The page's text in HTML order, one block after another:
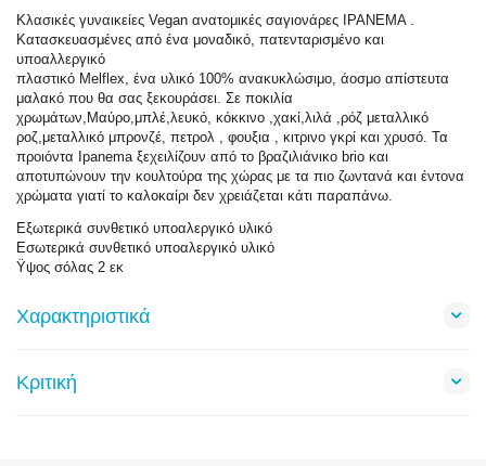
Κλασικές γυναικείες Vegan ανατομικές σαγιονάρες IPANEMA .
Κατασκευασμένες από ένα μοναδικό, πατενταρισμένο και
υποαλλεργικό
πλαστικό Melflex, ένα υλικό 100% ανακυκλώσιμο, άοσμο απίστευτα
μαλακό που θα σας ξεκουράσει. Σε ποκιλία
χρωμάτων,Μαύρο,μπλέ,λευκό, κόκκινο ,χακί,λιλά ,ρόζ μεταλλικό
ροζ,μεταλλικό μπρονζέ, πετρολ , φουξια , κιτρινο γκρί και χρυσό. Τα
προιόντα Ipanema ξεχειλίζουν από το βραζιλιάνικo brio και
αποτυπώνουν την κουλτούρα της χώρας με τα πιο ζωντανά και έντονα
χρώματα γιατί το καλοκαίρι δεν χρειάζεται κάτι παραπάνω.
Εξωτερικά συνθετικό υποαλεργικό υλικό
Εσωτερικά συνθετικό υποαλεργικό υλικό
Ϋψος σόλας 2 εκ
Χαρακτηριστικά
Κριτική